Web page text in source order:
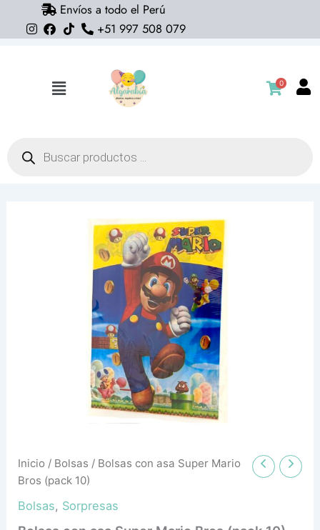
Envíos a todo el Perú
+51 997 508 079
Flyout
0
productos
Inicio / Bolsas / Bolsas con asa Super Mario
Bros (pack 10)
Bolsas, Sorpresas